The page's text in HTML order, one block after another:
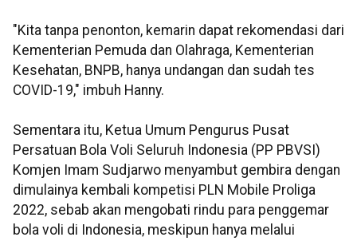
"Kita tanpa penonton, kemarin dapat rekomendasi dari
Kementerian Pemuda dan Olahraga, Kementerian
Kesehatan, BNPB, hanya undangan dan sudah tes
COVID-19," imbuh Hanny.
Sementara itu, Ketua Umum Pengurus Pusat
Persatuan Bola Voli Seluruh Indonesia (PP PBVSI)
Komjen Imam Sudjarwo menyambut gembira dengan
dimulainya kembali kompetisi PLN Mobile Proliga
2022, sebab akan mengobati rindu para penggemar
bola voli di Indonesia, meskipun hanya melalui